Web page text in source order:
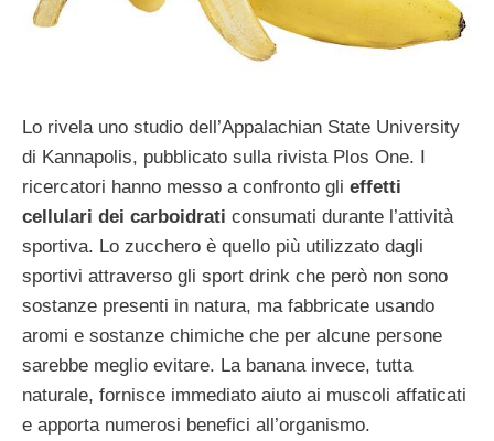
Lo rivela uno studio dell’Appalachian State University
di Kannapolis, pubblicato sulla rivista Plos One. I
ricercatori hanno messo a confronto gli effetti
cellulari dei carboidrati consumati durante l’attività
sportiva. Lo zucchero è quello più utilizzato dagli
sportivi attraverso gli sport drink che però non sono
sostanze presenti in natura, ma fabbricate usando
aromi e sostanze chimiche che per alcune persone
sarebbe meglio evitare. La banana invece, tutta
naturale, fornisce immediato aiuto ai muscoli affaticati
e apporta numerosi benefici all’organismo.